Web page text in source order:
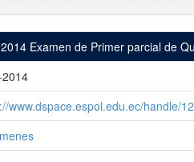
Examen de Primer parcial de
www.dspace.espol.edu.ec/handle/